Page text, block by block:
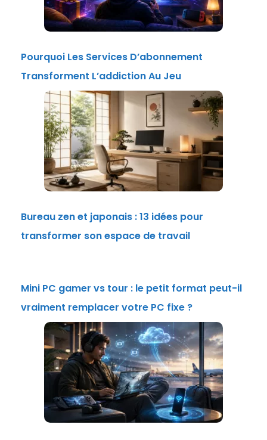
Pourquoi Les Services D’abonnement
Transforment L’addiction Au Jeu
Bureau zen et japonais : 13 idées pour
transformer son espace de travail
Mini PC gamer vs tour : le petit format peut-il
vraiment remplacer votre PC fixe ?